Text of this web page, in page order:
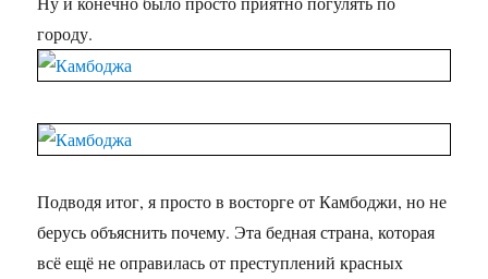
городу.
Подводя итог, я просто в восторге от Камбоджи, но не
берусь объяснить почему. Эта бедная страна, которая
всё ещё не оправилась от преступлений красных